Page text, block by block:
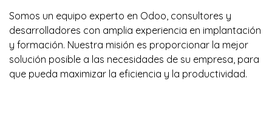
Somos un equipo experto en Odoo, consultores y
desarrolladores con amplia experiencia en implantación
y formación. Nuestra misión es proporcionar la mejor
solución posible a las necesidades de su empresa, para
que pueda maximizar la eficiencia y la productividad.